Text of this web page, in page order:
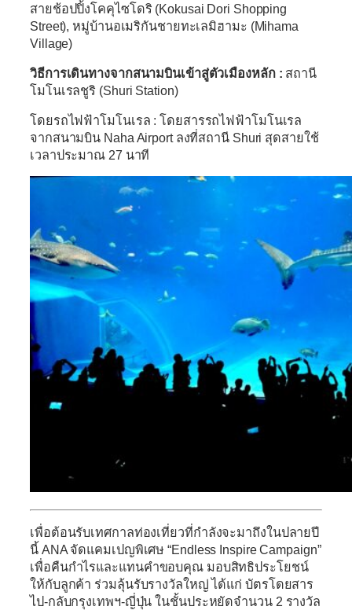
สายช้อปปิ้งโคคุไซโดริ (Kokusai Dori Shopping
Street), หมู่บ้านอเมริกันชายทะเลมิฮามะ (Mihama
Village)
วิธีการเดินทางจากสนามบินเข้าสู่ตัวเมืองหลัก : สถานี
โมโนเรลชูริ (Shuri Station)
โดยรถไฟฟ้าโมโนเรล : โดยสารรถไฟฟ้าโมโนเรล
จากสนามบิน Naha Airport ลงที่สถานี Shuri สุดสายใช้
เวลาประมาณ 27 นาที
เพื่อต้อนรับเทศกาลท่องเที่ยวที่กำลังจะมาถึงในปลายปี
นี้ ANA จัดแคมเปญพิเศษ“Endless Inspire Campaign”
เพื่อคืนกำไรและแทนคำขอบคุณ มอบสิทธิประโยชน์
ให้กับลูกค้า ร่วมลุ้นรับรางวัลใหญ่ ได้แก่ บัตรโดยสาร
ไป-กลับกรุงเทพฯ-ญี่ปุ่น ในชั้นประหยัดจำนวน 2 รางวัล